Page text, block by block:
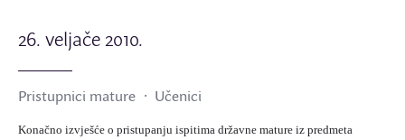
26. veljače 2010.
Pristupnici mature Učenici
Konačno izvješće o pristupanju ispitima državne mature iz predmeta